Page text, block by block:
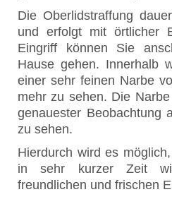
Die Oberlidstraffung
und erfolgt mit örtlicher
Eingriff können Sie
Hause gehen. Innerhalb
einer sehr feinen Narbe
mehr zu sehen. Die
genauester Beobachtung
zu sehen.
Hierdurch wird es
in sehr kurzer Zeit
freundlichen und frischen